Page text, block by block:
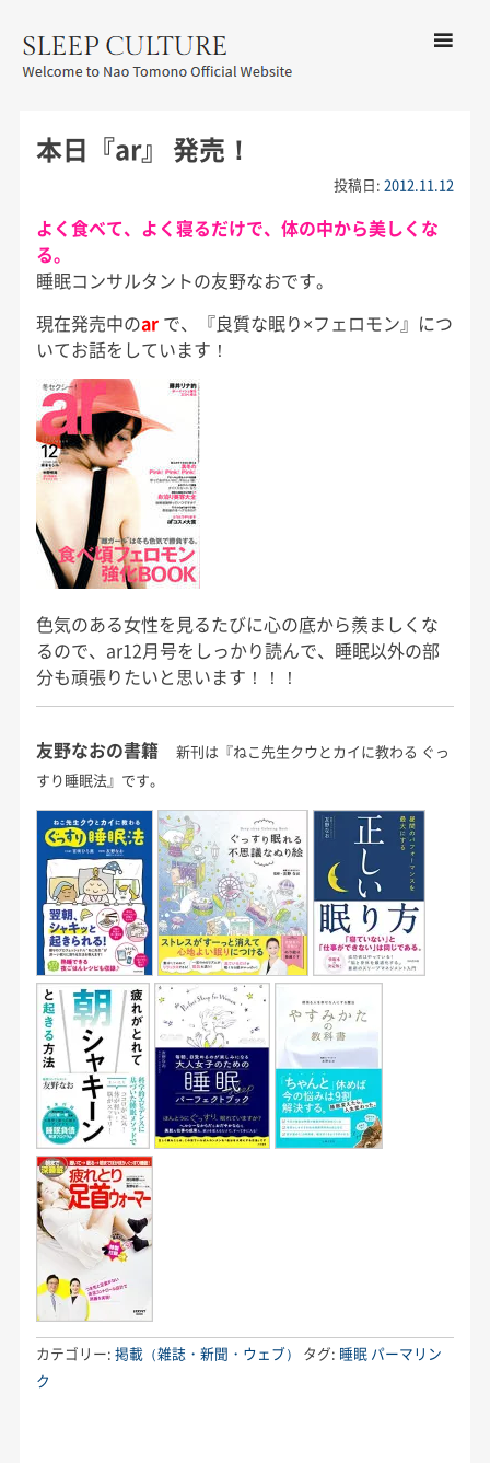
CULTURE
ー
ツへ移動
本日『ar』 発売！
投稿日:2012.11.12
よく食べて、よく寝るだけで、体の中から美しくな
る。
睡眠コンサルタントの友野なおです。
現在発売中のarで、『良質な眠り×フェロモン』につ
いてお話をしています！
色気のある女性を見るたびに心の底から羨ましくな
るので、ar12月号をしっかり読んで、睡眠以外の部
分も頑張りたいと思います！！！
友野なおの書籍
新刊は『ねこ先生クウとカイに教わる ぐっ
すり睡眠法』です。
カテゴリー: 掲載（雑誌・新聞・ウェブ） タグ: 睡眠 パーマリン
ク